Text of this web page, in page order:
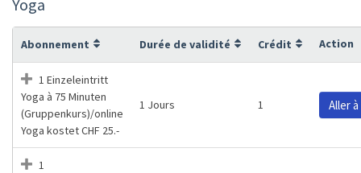
Yoga
Abonnement Durée de validité Crédit Action
1 Einzeleintritt
Yoga à 75 Minuten
(Gruppenkurs)/online
Yoga kostet CHF 25.-
1 Jours 1 Aller
1